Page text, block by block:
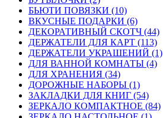
БЬЮТИ ПОВЯЗКИ (10)
ВКУСНЫЕ ПОДАРКИ (6)
ДЕКОРАТИВНЫЙ СКОТЧ (44)
ДЕРЖАТЕЛИ ДЛЯ КАРТ (113)
ДЕРЖАТЕЛИ УКРАШЕНИЙ (1)
ДЛЯ ВАННОЙ КОМНАТЫ (4)
ДЛЯ ХРАНЕНИЯ (34)
ДОРОЖНЫЕ НАБОРЫ (1)
ЗАКЛАДКИ ДЛЯ КНИГ (54)
ЗЕРКАЛО КОМПАКТНОЕ (84)